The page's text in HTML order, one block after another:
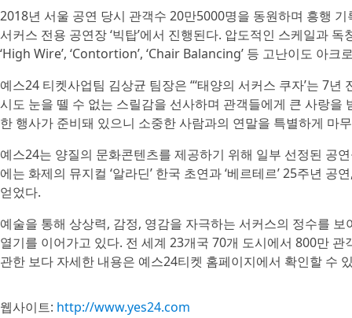
2018년 서울 공연 당시 관객수 20만5000명을 동원하며 흥행
서커스 전용 공연장 ‘빅탑’에서 진행된다. 압도적인 스케일과
‘High Wire’, ‘Contortion’, ‘Chair Balancing’ 등 고난이도 아크
예스24 티켓사업팀 김상균 팀장은 “‘태양의 서커스 쿠자’는 7
시도 눈을 뗄 수 없는 스릴감을 선사하며 관객들에게 큰 사랑을
한 행사가 준비돼 있으니 소중한 사람과의 연말을 특별하게 마
예스24는 양질의 문화콘텐츠를 제공하기 위해 일부 선정된 공
에는 화제의 뮤지컬 ‘알라딘’ 한국 초연과 ‘베르테르’ 25주년 공
얻었다.
예술을 통해 상상력, 감정, 영감을 자극하는 서커스의 정수를
열기를 이어가고 있다. 전 세계 23개국 70개 도시에서 800만 관
관한 보다 자세한 내용은 예스24티켓 홈페이지에서 확인할 수
웹사이트: http://www.yes24.com